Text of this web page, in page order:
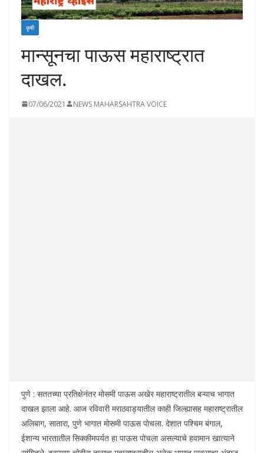
कृषी
मान्सूनचा पाऊस महाराष्ट्रात
दाखल.
07/06/2021 NEWS MAHARSAHTRA VOICE
पुणे : सततच्या प्रतिक्षेनंतर मोसमी पाऊस अखेर महाराष्ट्रातील बऱ्याच भागात
दाखल झाला आहे. आज रविवारी मराठवाड्यातील काही जिल्ह्यासह महाराष्ट्रातील
अलिबाग, सातारा, पुणे भागात मोसमी पाऊस पोचला. देशात पश्‍चिम बंगाल,
ईशान्य भारतातील सिक्कीमपर्यत हा पाऊस पोचला असल्याचे हवामान खात्याने